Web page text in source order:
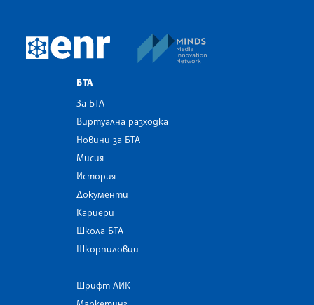
European Newsroom
БТА
За БТА
Виртуална разходка
Новини за БТА
Мисия
История
Документи
Кариери
Школа БТА
Шкорпиловци
Шрифт ЛИК